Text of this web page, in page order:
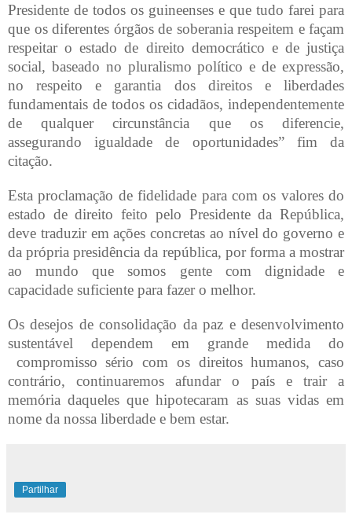
Presidente de todos os guineenses e que tudo farei para
que os diferentes órgãos de soberania respeitem e façam
respeitar o estado de direito democrático e de justiça
social, baseado no pluralismo político e de expressão,
no respeito e garantia dos direitos e liberdades
fundamentais de todos os cidadãos, independentemente
de qualquer circunstância que os diferencie,
assegurando igualdade de oportunidades” fim da
citação.
Esta proclamação de fidelidade para com os valores do
estado de direito feito pelo Presidente da República,
deve traduzir em ações concretas ao nível do governo e
da própria presidência da república, por forma a mostrar
ao mundo que somos gente com dignidade e
capacidade suficiente para fazer o melhor.
Os desejos de consolidação da paz e desenvolvimento
sustentável dependem em grande medida do
compromisso sério com os direitos humanos, caso
contrário, continuaremos afundar o país e trair a
memória daqueles que hipotecaram as suas vidas em
nome da nossa liberdade e bem estar.
Partilhar